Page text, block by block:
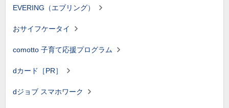
EVERING（エブリング）
おサイフケータイ
comotto 子育て応援プログラム
dカード［PR］
dジョブ スマホワーク